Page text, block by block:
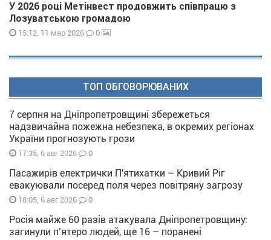
У 2026 році Метінвест продовжить співпрацю з
Лозуватською громадою
15:12, 11 мар 2026 0
ТОП ОБГОВОРЮВАНИХ
7 серпня на Дніпропетровщині збережеться
надзвичайна пожежна небезпека, в окремих регіонах
України прогнозують грози
17:35, 6 авг 2026 0
Пасажирів електрички П'ятихатки – Кривий Ріг
евакуювали посеред поля через повітряну загрозу
18:05, 6 авг 2026 0
Росія майже 60 разів атакувала Дніпропетровщину:
загинули п’ятеро людей, ще 16 – поранені